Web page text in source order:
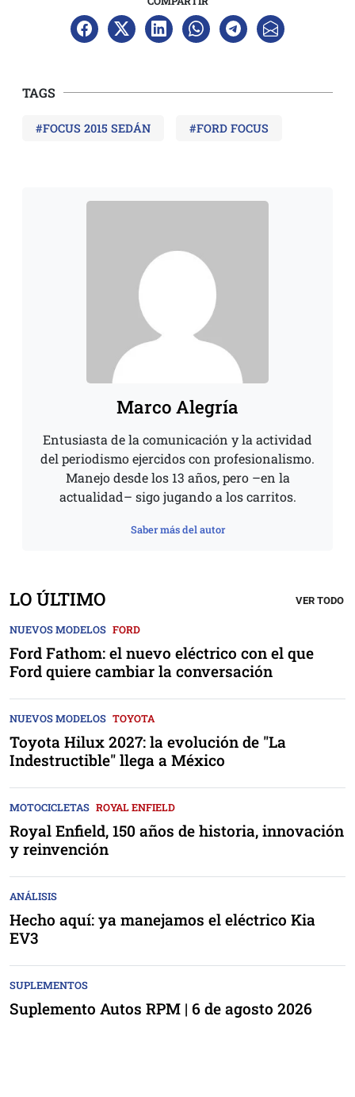
TAGS
#FOCUS 2015 SEDÁN #FORD FOCUS
Marco Alegría
Entusiasta de la comunicación y la actividad
del periodismo ejercidos con profesionalismo.
Manejo desde los 13 años, pero –en la
actualidad– sigo jugando a los carritos.
Saber más del autor
LO ÚLTIMO VER TODO
NUEVOS MODELOS FORD
Ford Fathom: el nuevo eléctrico con el que
Ford quiere cambiar la conversación
NUEVOS MODELOS TOYOTA
Toyota Hilux 2027: la evolución de "La
Indestructible" llega a México
MOTOCICLETAS ROYAL ENFIELD
Royal Enfield, 150 años de historia, innovación
y reinvención
ANÁLISIS
Hecho aquí: ya manejamos el eléctrico Kia
EV3
SUPLEMENTOS
Suplemento Autos RPM | 6 de agosto 2026